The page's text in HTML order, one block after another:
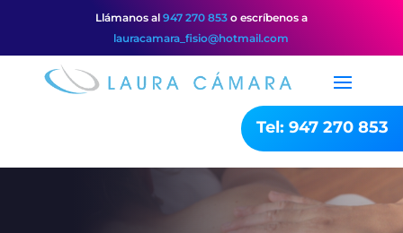
Llámanos al 947 270 853o escríbenos a
lauracamara_fisio@hotmail.com
Tel: 947 270 853